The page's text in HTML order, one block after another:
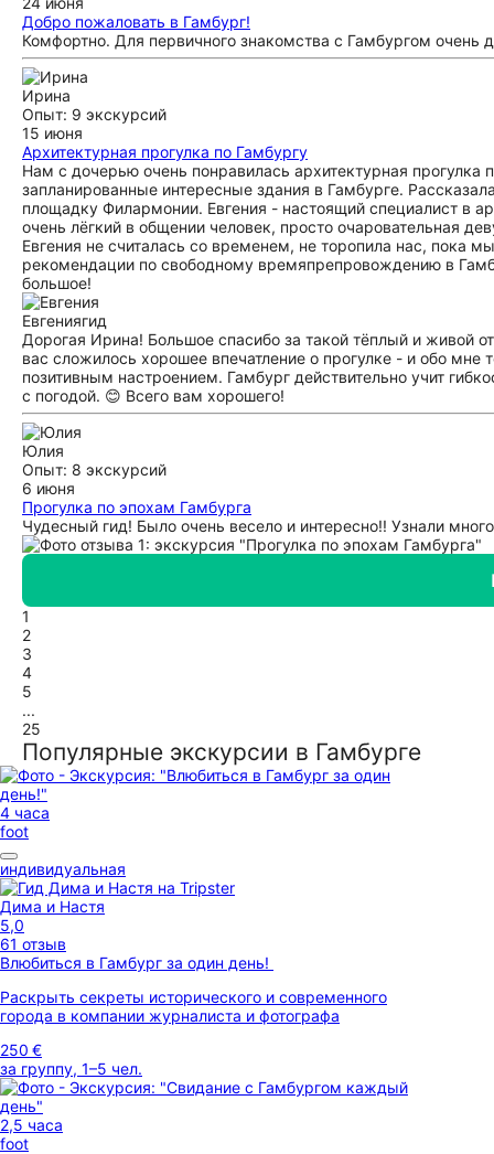
Добро пожаловать в Гамбург!
Комфортно. Для первичного знакомства с Гамбургом очень
Ирина
Опыт: 9 экскурсий
15 июня
Архитектурная прогулка по Гамбургу
Нам с дочерью очень понравилась архитектурная
запланированные интересные здания в Гамбурге.
площадку Филармонии. Евгения - настоящий специалист в
очень лёгкий в общении человек, просто очаровательная
Евгения не считалась со временем, не торопила нас, пока
рекомендации по свободному времяпрепровождению в
большое!
Евгениягид
Дорогая Ирина! Большое спасибо за такой тёплый и живой
вас сложилось хорошее впечатление о прогулке - и обо
позитивным настроением. Гамбург действительно учит
с погодой. 😊 Всего вам хорошего!
Юлия
Опыт: 8 экскурсий
6 июня
Прогулка по эпохам Гамбурга
Чудесный гид! Было очень весело и интересно!! Узнали
1
2
3
4
5
...
25
Популярные экскурсии в Гамбурге
4 часа
foot
индивидуальная
Дима и Настя
5,0
61 отзыв
Влюбиться в Гамбург за один день!
Раскрыть секреты исторического и современного
города в компании журналиста и фотографа
250 €
за группу, 1–5 чел.
2,5 часа
foot